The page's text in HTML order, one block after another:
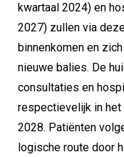
kwartaal 2024) en
2027) zullen via
binnenkomen en
nieuwe balies. De
consultaties en
respectievelijk in het
2028. Patiënten
logische route door